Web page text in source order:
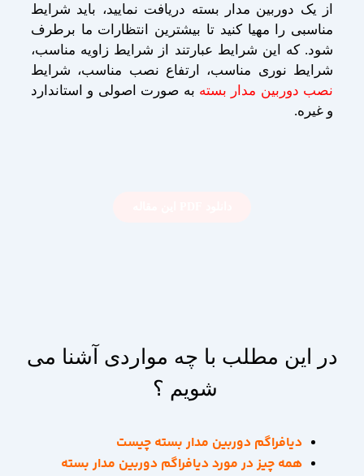
از یک دوربین مدار بسته دریافت نمایید، باید شرایط
مناسبی را مهیا کنید تا بیشترین انتظارات ما برطرف
شود. که این شرایط عبارتند از شرایط زاویه مناسب،
شرایط نوری مناسب، ارتفاع نصب مناسب، شرایط
نصب دوربین مدار بسته به صورت اصولی و استاندارد
و غیره.
در این مطلب با چه مواردی آشنا می
شویم ؟
دیافراگم دوربین مدار بسته چیست
همه چیز در مورد دیافراگم دوربین مدار بسته